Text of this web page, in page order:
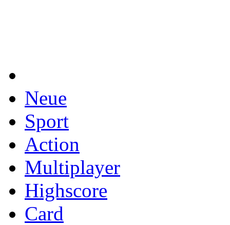
Neue
Sport
Action
Multiplayer
Highscore
Card